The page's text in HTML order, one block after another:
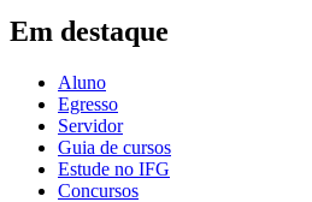
Em destaque
Aluno
Egresso
Servidor
Guia de cursos
Estude no IFG
Concursos